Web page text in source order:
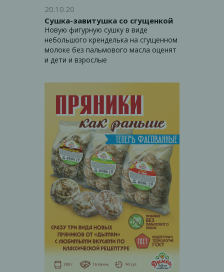
20.10.20
Сушка-завитушка со сгущенкой
Новую фигурную сушку в виде
небольшого кренделька на сгущенном
молоке без пальмового масла оценят
и дети и взрослые